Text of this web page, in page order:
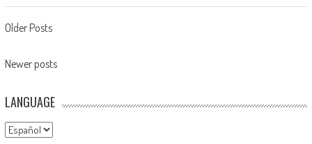
Navegación
de
entradas
Older Posts
Newer posts
LANGUAGE
Language